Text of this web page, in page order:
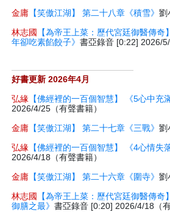
金庸 【笑傲江湖】 第二十八章《積雪》劉
林志國
【為帝王上菜：歷代宮廷御醫傳
年卻吃素餡餃子》書亞錄音 [0:22] 2026/5/
好書更新 2026年4月
弘緣 【佛經裡的一百個智慧】 《5心中充
2026/4/25（有聲書籍）
金庸 【笑傲江湖】 第二十七章《三戰》劉
弘緣 【佛經裡的一百個智慧】 《4心情失
2026/4/18（有聲書籍）
金庸 【笑傲江湖】 第二十六章《圍寺》劉
林志國
【為帝王上菜：歷代宮廷御醫傳
御膳之最》書亞錄音 [0:20] 2026/4/18（有